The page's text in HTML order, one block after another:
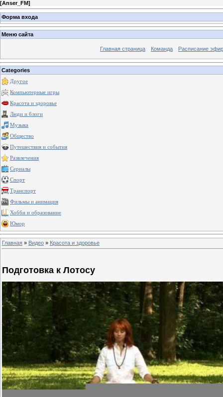
[Anser_FM]
Форма входа
Меню сайта
Главная страница Команда Расписание
Categories
Другое
Компьютерные игры
Красота и здоровье
Люди и блоги
Музыка
Общество
Путешествия и события
Развлечения
Сериалы
Спорт
Транспорт
Фильмы и анимация
Хобби и образование
Юмор
Главная » Видео » Красота и здоровье
Подготовка к Лотосу